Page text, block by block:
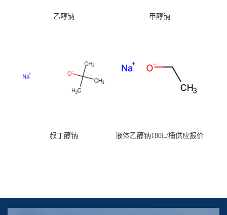
乙醇钠 甲醇钠
叔丁醇钠 液体乙醇钠180L/桶供应报价